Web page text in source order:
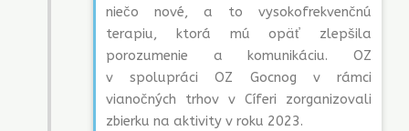
niečo nové, a to vysokofrekvenčnú
terapiu, ktorá mú opäť zlepšila
porozumenie a komunikáciu. OZ
v spolupráci OZ Gocnog v rámci
vianočných trhov v Cíferi zorganizovali
zbierku na aktivity v roku 2023.